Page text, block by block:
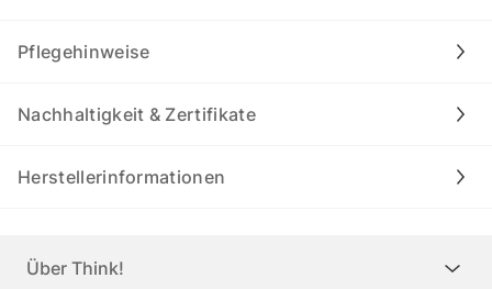
Pflegehinweise
Nachhaltigkeit & Zertifikate
Herstellerinformationen
Über Think!